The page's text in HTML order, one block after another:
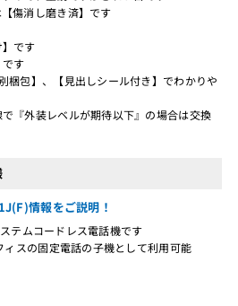
傷消し磨き済】です
です
す
包】、【見出しシール付き】でわかりや
『外装レベルが期待以下』の場合は交換
情報をご説明！
テムコードレス電話機です
スの固定電話の子機として利用可能